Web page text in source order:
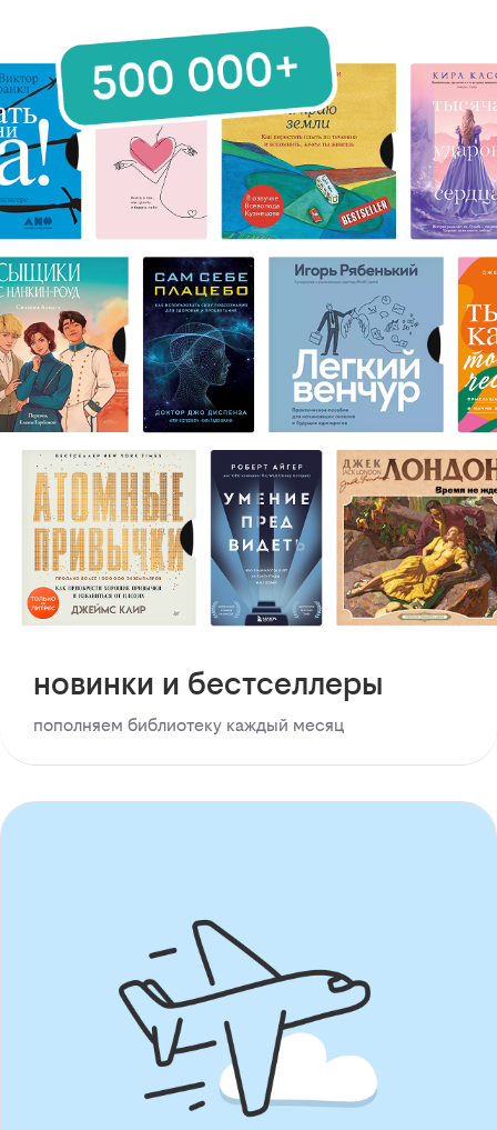
новинки и бестселлеры
пополняем библиотеку каждый месяц